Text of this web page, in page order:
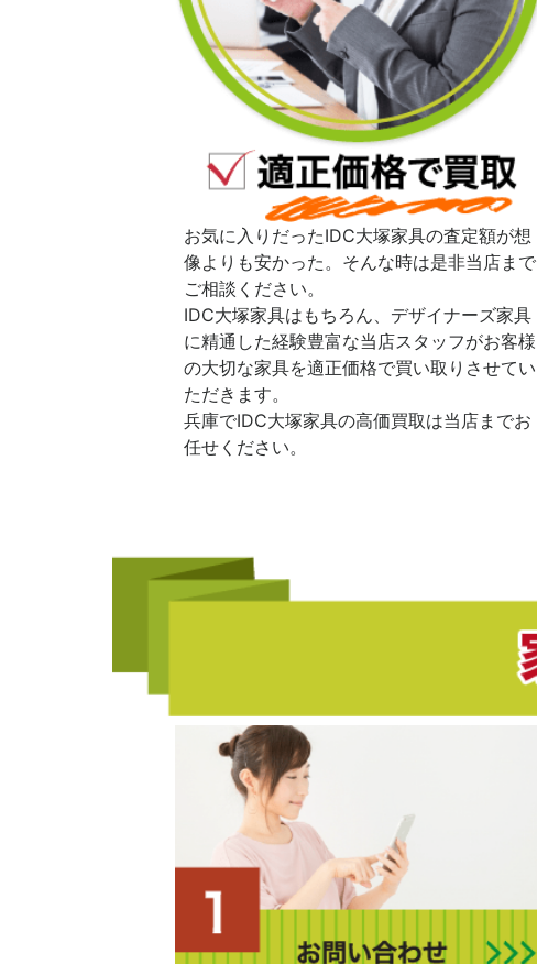
お気に入りだったIDC大塚家具の査定額が想
像よりも安かった。そんな時は是非当店まで
ご相談ください。
IDC大塚家具はもちろん、デザイナーズ家具
に精通した経験豊富な当店スタッフがお客様
の大切な家具を適正価格で買い取りさせてい
ただきます。
兵庫でIDC大塚家具の高価買取は当店までお
任せください。